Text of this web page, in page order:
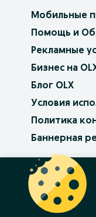
Мобильные
Помощь и
Рекламные
Бизнес на
Блог OLX
Условия
Политика
Баннерная
OLX.bg